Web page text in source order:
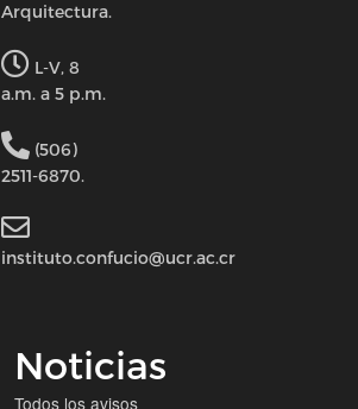
Arquitectura.
L-V, 8
a.m. a 5 p.m.
(506)
2511-6870.
instituto.confucio@ucr.ac.cr
Noticias
Todos los avisos